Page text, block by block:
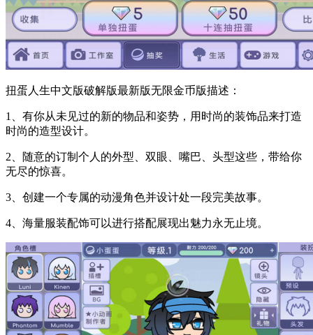
扭蛋人生中文版破解版最新版无限金币版描述：
1、有你从未见过的新的物品和姿势，用时尚的装饰品来打造
时尚的造型设计。
2、随意的订制个人的外型、双眼、嘴巴、头型这些，带给你
无尽的惊喜。
3、创建一个专属的动漫角色并设计处一段完美故事。
4、海量服装配饰可以进行搭配展现出魅力永无止境。